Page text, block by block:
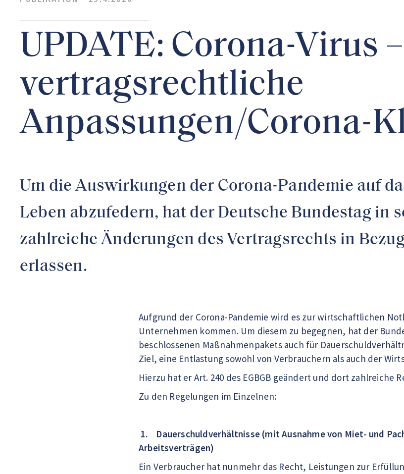
UPDATE: Corona-Virus –
vertragsrechtliche
Anpassungen/Corona-
Um die Auswirkungen der Corona-Pandemie auf
Leben abzufedern, hat der Deutsche Bundestag in
zahlreiche Änderungen des Vertragsrechts in
erlassen.
Aufgrund der Corona-Pandemie wird es zur wirtschaftlichen
Unternehmen kommen. Um diesem zu begegnen, hat der
beschlossenen Maßnahmenpakets auch für
Ziel, eine Entlastung sowohl von Verbrauchern als auch der
Hierzu hat er Art. 240 des EGBGB geändert und dort zahlreiche
Zu den Regelungen im Einzelnen:
1. Dauerschuldverhältnisse (mit Ausnahme von Miet- und
Arbeitsverträgen)
Ein Verbraucher hat nunmehr das Recht, Leistungen zur